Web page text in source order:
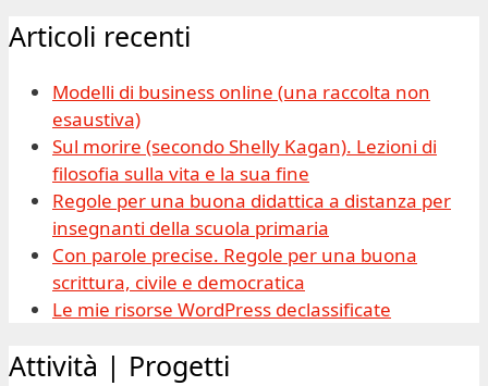
Articoli recenti
Modelli di business online (una raccolta non
esaustiva)
Sul morire (secondo Shelly Kagan). Lezioni di
filosofia sulla vita e la sua fine
Regole per una buona didattica a distanza per
insegnanti della scuola primaria
Con parole precise. Regole per una buona
scrittura, civile e democratica
Le mie risorse WordPress declassificate
Attività | Progetti